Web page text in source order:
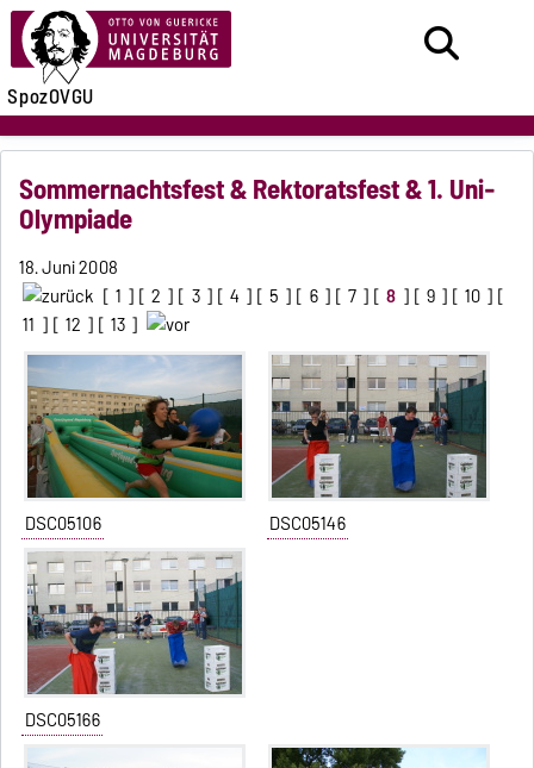
SpozOVGU
Sommernachtsfest & Rektoratsfest & 1. Uni-
Olympiade
18. Juni 2008
[ 1 ] [ 2 ] [ 3 ] [ 4 ] [ 5 ] [ 6 ] [ 7 ] [ 8 ] [ 9 ] [ 10 ] [
11 ] [ 12 ] [ 13 ]
DSC05106 DSC05146
DSC05166